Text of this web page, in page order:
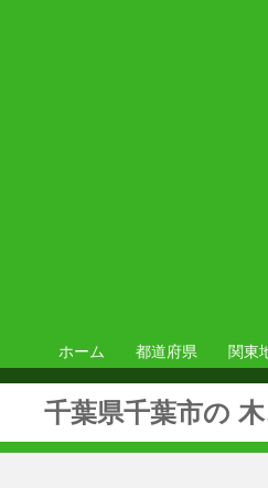
ホーム 都道府県 関東
千葉県千葉市の